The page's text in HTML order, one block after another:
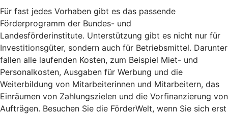
Für fast jedes Vorhaben gibt es das passende
Förderprogramm der Bundes- und
Landesförderinstitute. Unterstützung gibt es nicht nur für
Investitionsgüter, sondern auch für Betriebsmittel. Darunter
fallen alle laufenden Kosten, zum Beispiel Miet- und
Personalkosten, Ausgaben für Werbung und die
Weiterbildung von Mitarbeiterinnen und Mitarbeitern, das
Einräumen von Zahlungszielen und die Vorfinanzierung von
Aufträgen. Besuchen Sie die FörderWelt, wenn Sie sich erst